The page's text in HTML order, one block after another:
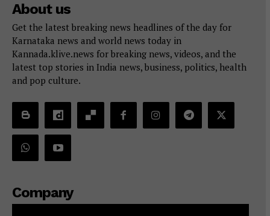
About us
Get the latest breaking news headlines of the day for
Karnataka news and world news today in
Kannada.klive.news for breaking news, videos, and the
latest top stories in India news, business, politics, health
and pop culture.
Company